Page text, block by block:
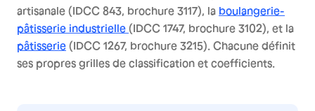
artisanale (IDCC 843, brochure 3117), la boulangerie-
pâtisserie industrielle (IDCC 1747, brochure 3102), et la
pâtisserie (IDCC 1267, brochure 3215). Chacune définit
ses propres grilles de classification et coefficients.